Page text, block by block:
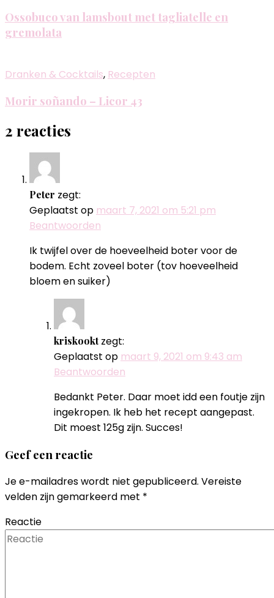
Ossobuco van lamsbout met tagliatelle en
gremolata
Dranken & Cocktails, Recepten
Morir soñando – Licor 43
2 reacties
Peter zegt:
Geplaatst op maart 7, 2021 om 5:21 pm
Beantwoorden
Ik twijfel over de hoeveelheid boter voor de
bodem. Echt zoveel boter (tov hoeveelheid
bloem en suiker)
kriskookt zegt:
Geplaatst op maart 9, 2021 om 9:43 am
Beantwoorden
Bedankt Peter. Daar moet idd een foutje zijn
ingekropen. Ik heb het recept aangepast.
Dit moest 125g zijn. Succes!
Geef een reactie
Je e-mailadres wordt niet gepubliceerd. Vereiste
velden zijn gemarkeerd met *
Reactie